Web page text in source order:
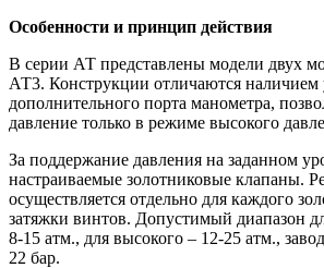
Особенности и принцип действия
В серии АТ представлены модели двух
АТ3. Конструкции отличаются наличием
дополнительного порта манометра,
давление только в режиме высокого
За поддержание давления на заданном
настраиваемые золотниковые клапаны.
осуществляется отдельно для каждого
затяжки винтов. Допустимый диапазон
8-15 атм., для высокого – 12-25 атм.,
22 бар.